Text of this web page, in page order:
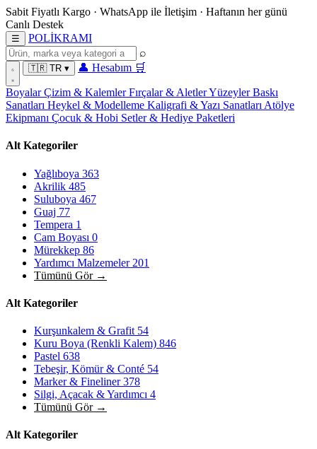
Sabit Fiyatlı Kargo · WhatsApp ile İletişim · Haftanın her günü
Canlı Destek
☰ POLİKRAMI
⌕
🇹🇷 TR ▾ 👤 Hesabım 🛒
BoyalarÇizim & KalemlerFırçalar & AletlerYüzeylerBaskı
Sanatları Heykel & Modelleme Kaligrafi & Yazı Sanatları Atölye
Ekipmanı Çocuk & Hobi Setler & Hediye Paketleri
Alt Kategoriler
Yağlıboya 363
Akrilik 485
Suluboya 467
Guaj 77
Tempera 1
Cam Boyası 0
Mürekkep 86
Yardımcı Malzemeler 201
Tümünü Gör →
Alt Kategoriler
Kurşunkalem & Grafit 54
Kuru Boya (Renkli Kalem) 846
Pastel 638
Tebeşir, Kömür & Conté 54
Marker & Fineliner378
Silgi, Açacak & Yardımcı 4
Tümünü Gör →
Alt Kategoriler